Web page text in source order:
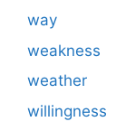
way
weakness
weather
willingness